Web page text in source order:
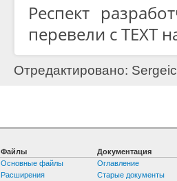
Респект
перевели с TEXT
Отредактировано:
Файлы
Основные файлы
Расширения
Документация
Оглавление
Старые документы